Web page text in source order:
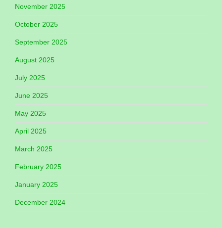
November 2025
October 2025
September 2025
August 2025
July 2025
June 2025
May 2025
April 2025
March 2025
February 2025
January 2025
December 2024